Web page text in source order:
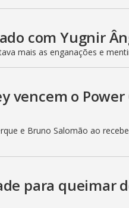
com Yugnir
mais as enganações e
vencem o Power
e Bruno Salomão ao
para queimar